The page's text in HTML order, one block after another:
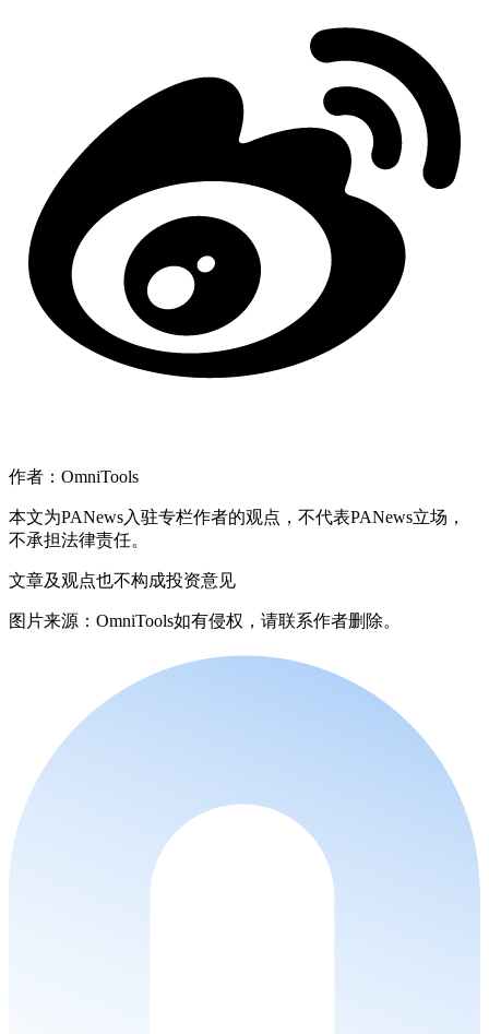
作者：OmniTools
本文为PANews入驻专栏作者的观点，不代表PANews立场，
不承担法律责任。
文章及观点也不构成投资意见
图片来源：OmniTools如有侵权，请联系作者删除。